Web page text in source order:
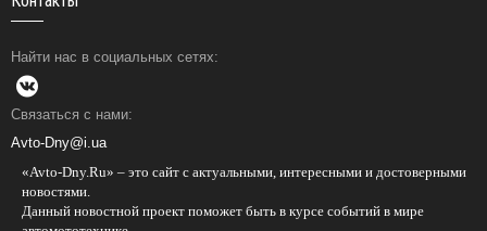
Найти нас в социальных сетях:
Связаться с нами:
Avto-Dny@i.ua
«Avto-Dny.Ru» – это сайт с актуальными, интересными и достоверными
новостями.
Данный новостной проект поможет быть в курсе событий в мире